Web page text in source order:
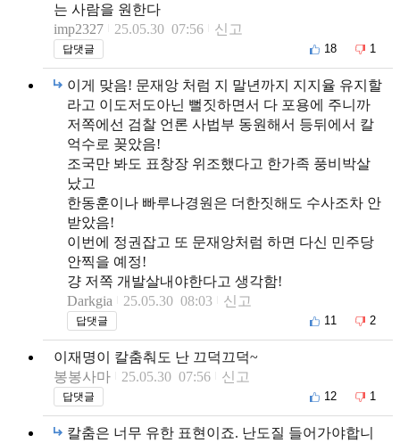
는 사람을 원한다
imp2327
25.05.30 07:56 신고
답댓글 18 1
이게 맞음! 문재앙 처럼 지 말년까지 지지율 유지할
라고 이도저도아닌 뻘짓하면서 다 포용에 주니까
저쪽에선 검찰 언론 사법부 동원해서 등뒤에서 칼
억수로 꽂았음!
조국만 봐도 표창장 위조했다고 한가족 풍비박살
났고
한동훈이나 빠루나경원은 더한짓해도 수사조차 안
받았음!
이번에 정권잡고 또 문재앙처럼 하면 다신 민주당
안찍을 예정!
걍 저쪽 개발살내야한다고 생각함!
Darkgia
25.05.30 08:03 신고
답댓글 11 2
이재명이 칼춤춰도 난 끄덕끄덕~
봉봉사마
25.05.30 07:56 신고
답댓글 12 1
칼춤은 너무 유한 표현이죠. 난도질 들어가야합니